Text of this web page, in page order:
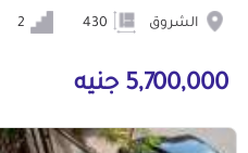
الشروق
5,700,000 جنيه